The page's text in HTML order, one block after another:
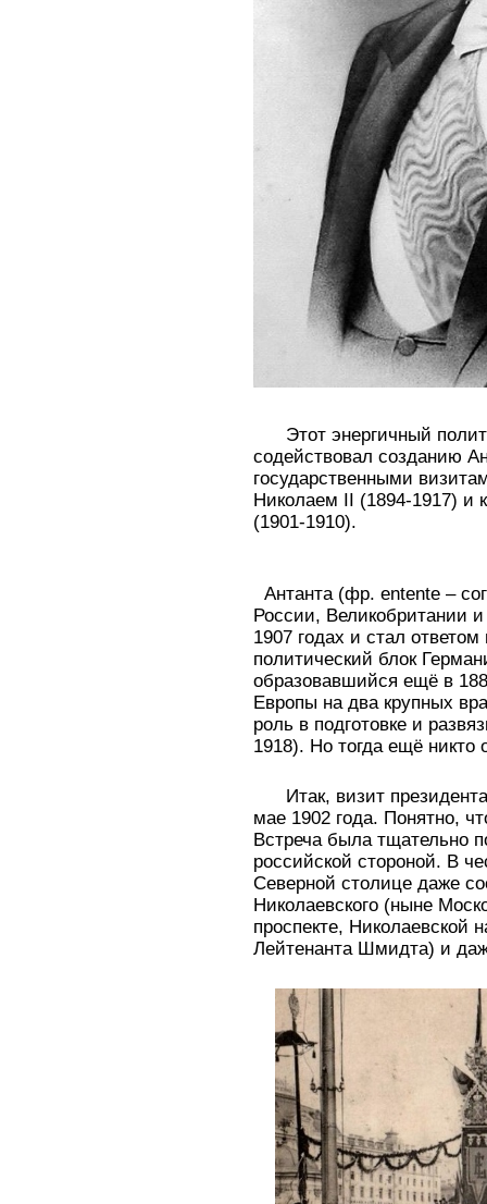
Этот энергичный
содействовал созданию
государственными
Николаем II (1894-1917) и
(1901-1910).
Антанта (фр. entente –
России, Великобритании
1907 годах и стал
политический блок
образовавшийся ещё в
Европы на два крупных
роль в подготовке и
1918). Но тогда ещё
Итак, визит
мае 1902 года. Понятно,
Встреча была тщательно
российской стороной. В
Северной столице даже
Николаевского (ныне
проспекте, Николаевской
Лейтенанта Шмидта) и